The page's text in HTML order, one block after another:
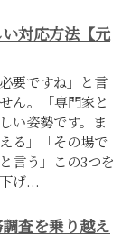
対応方法【元
要ですね」と言
ん。「専門家と
い姿勢です。ま
る」「その場で
言う」この3つを
げ...
査を乗り越え